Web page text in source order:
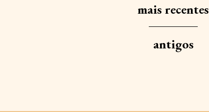
mais recentes
antigos